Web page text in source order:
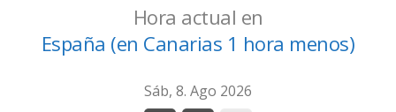
Hora actual en
España (en Canarias 1 hora menos)